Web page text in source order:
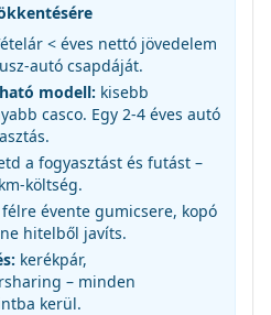
< éves nettó jövedelem
autó csapdáját.
modell: kisebb
casco. Egy 2-4 éves autó
a fogyasztást és futást –
költség.
évente gumicsere, kopó
hitelből javíts.
kerékpár,
– minden
kerül.